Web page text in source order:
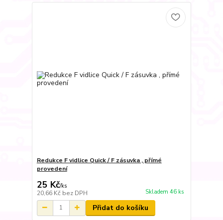
Redukce F vidlice Quick / F zásuvka , přímé
provedení
25 Kč/ks
20,66 Kč bez DPH Skladem 46 ks
Přidat do košíku